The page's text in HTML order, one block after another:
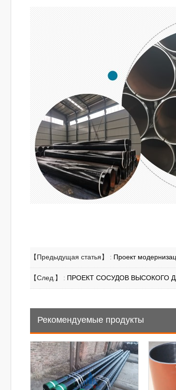
【Предыдущая статья】 : Проект
【След.】 : ПРОЕКТ СОСУДОВ ВЫСОКОГО
Рекомендуемые продукты